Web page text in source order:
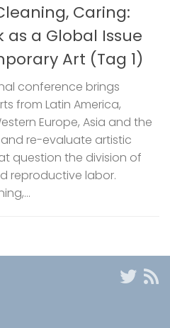
Caring:
as a Global Issue
Art (Tag 1)
conference brings
from Latin America,
Europe, Asia and the
and re-evaluate artistic
question the division of
reproductive labor.